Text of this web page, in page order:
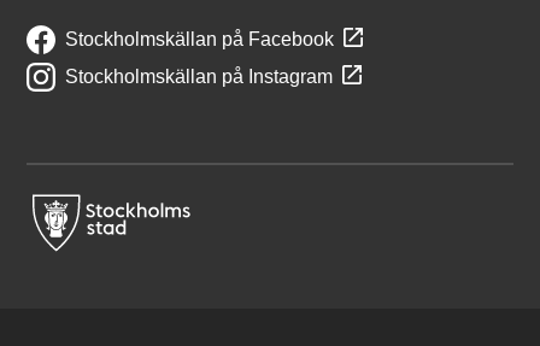
Stockholmskällan på Facebook
Stockholmskällan på Instagram